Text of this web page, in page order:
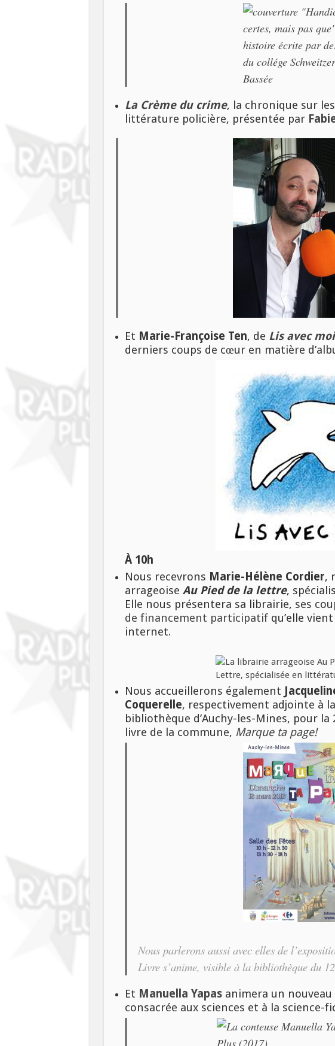
La Crème du crime, la chronique sur
littérature policière, présentée par
Et Marie-Françoise Ten, de Lis avec moi
derniers coups de cœur en matière
À 10h
Nous recevrons Marie-Hélène Cordier,
arrageoise Au Pied de la lettre,
Elle nous présentera sa librairie, ses
de financement participatifqu’elle
internet.
Nous accueillerons également
Coquerelle, respectivement adjointe à
bibliothèque d’Auchy-les-Mines, pour
livre de la commune, Marque ta page!
Nous parlerons aussi avec elles de
Livre s’anime, visible à la bibliothèque du
Et Manuella Yapasanimera un nouveau
consacrée aux sciences et à la science-